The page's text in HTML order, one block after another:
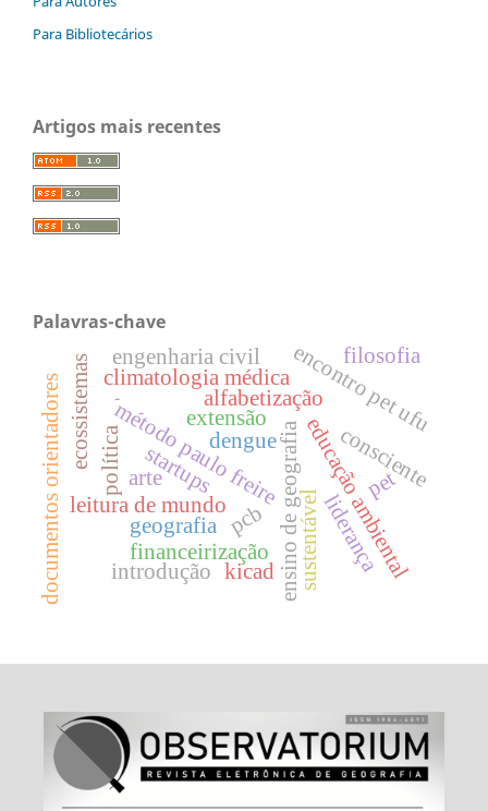
Para Bibliotecários
Artigos mais recentes
Palavras-chave
ensino de geografia
alfabetização
´método paulo freire
leitura de mundo
documentos orientadores geografia educação ambiental
dengue
climatologia médica
ecossistemas
financeirização
startups
encontro pet ufu
sustentável
pet
engenharia civil
extensão
pcb
kicad
introdução liderança
consciente
filosofia
arte
política